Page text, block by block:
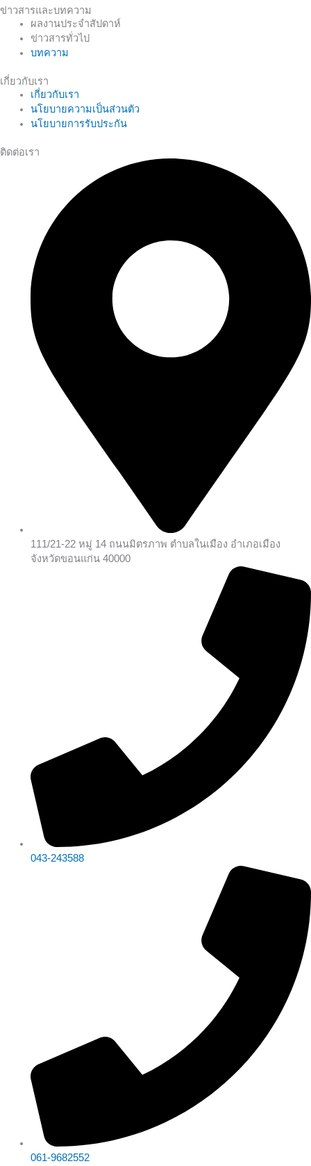
ข่าวสารและบทความ
ผลงานประจำสัปดาห์
ข่าวสารทั่วไป
บทความ
เกี่ยวกับเรา
เกี่ยวกับเรา
นโยบายความเป็นส่วนตัว
นโยบายการรับประกัน
ติดต่อเรา
111/21-22 หมู่ 14 ถนนมิตรภาพ ตำบลในเมือง อำเภอเมือง
จังหวัดขอนแก่น 40000
043-243588
061-9682552